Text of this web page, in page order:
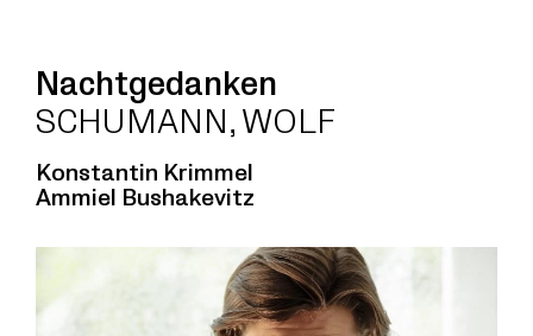
Nachtgedanken
SCHUMANN, WOLF
Konstantin Krimmel
Ammiel Bushakevitz